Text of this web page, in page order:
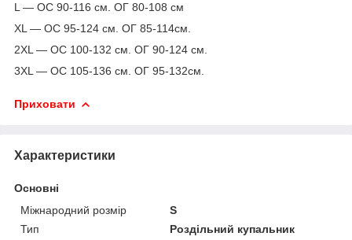
L — ОС 90-116 см. ОГ 80-108 см
XL — ОС 95-124 см. ОГ 85-114см.
2XL — ОС 100-132 см. ОГ 90-124 см.
3XL — ОС 105-136 см. ОГ 95-132см.
Приховати
Характеристики
Основні
Міжнародний розмір
S
Тип
Роздільний купальник